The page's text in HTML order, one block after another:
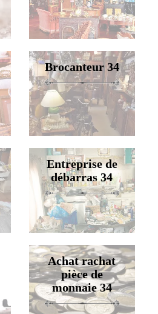
Brocanteur 34
Entreprise de
débarras 34
Achat rachat
pièce de
monnaie 34